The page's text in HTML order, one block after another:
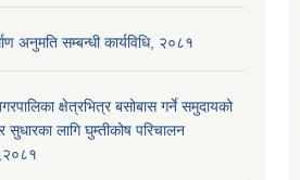
अनुमति सम्बन्धी कार्यविधि, २०८१
क्षेत्रभित्र बसोबास गर्ने समुदायको
सुधारका लागि घुम्तीकोष परिचालन